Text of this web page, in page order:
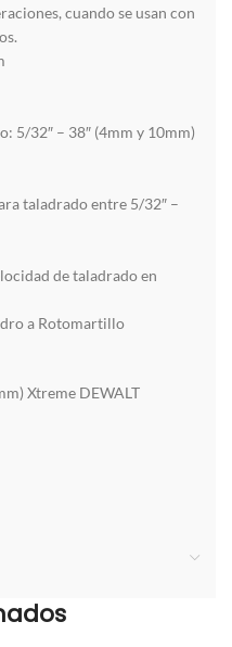
cuando se usan con
5/32″ – 38″ (4mm y 10mm)
taladrado entre 5/32″ –
de taladrado en
a Rotomartillo
Xtreme DEWALT